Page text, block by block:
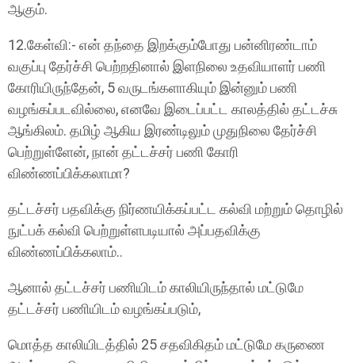
ஆகும்.
12.கேள்வி:- என் தந்தை இறக்கும்போது பன்னிரண்டாம்
வகுப்பு தேர்ச்சி பெற்றதினால் இளநிலை உதவியாளர் பணி
கோரியிருந்தேன், 5 வருடங்களாகியும் இன்னும் பணி
வழங்கப்படவில்லை, எனவே இடைப்பட்ட காலத்தில் தட்டச்சு
ஆங்கிலம். தமிழ் ஆகிய இரண்டிலும் முதுநிலை தேர்ச்சி
பெற்றுள்ளேன், நான் தட்டச்சர் பணி கோரி
விண்ணப்பிக்கலாமா?
தட்டச்சர் பதவிக்கு நிர்ணயிக்கப்பட்ட கல்வி மற்றும் தொழில்
நுட்பக் கல்வி பெற்றுள்ளபடியால் அப்பதவிக்கு
விண்ணப்பிக்கலாம்..
ஆனால் தட்டச்சர் பணியிடம் காலியிருந்தால் மட்டுமே
தட்டச்சர் பணியிடம் வழங்கப்படும்,
மொத்த காலியிடத்தில் 25 சதவிகிதம் மட்டுமே கருணை